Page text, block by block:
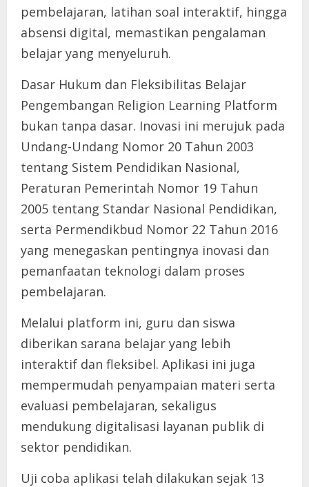
pembelajaran, latihan soal interaktif, hingga
absensi digital, memastikan pengalaman
belajar yang menyeluruh.
Dasar Hukum dan Fleksibilitas Belajar
Pengembangan Religion Learning Platform
bukan tanpa dasar. Inovasi ini merujuk pada
Undang-Undang Nomor 20 Tahun 2003
tentang Sistem Pendidikan Nasional,
Peraturan Pemerintah Nomor 19 Tahun
2005 tentang Standar Nasional Pendidikan,
serta Permendikbud Nomor 22 Tahun 2016
yang menegaskan pentingnya inovasi dan
pemanfaatan teknologi dalam proses
pembelajaran.
Melalui platform ini, guru dan siswa
diberikan sarana belajar yang lebih
interaktif dan fleksibel. Aplikasi ini juga
mempermudah penyampaian materi serta
evaluasi pembelajaran, sekaligus
mendukung digitalisasi layanan publik di
sektor pendidikan.
Uji coba aplikasi telah dilakukan sejak 13